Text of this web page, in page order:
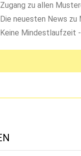
Zugang zu allen
Die neuesten News zu
Keine Mindestlaufzeit